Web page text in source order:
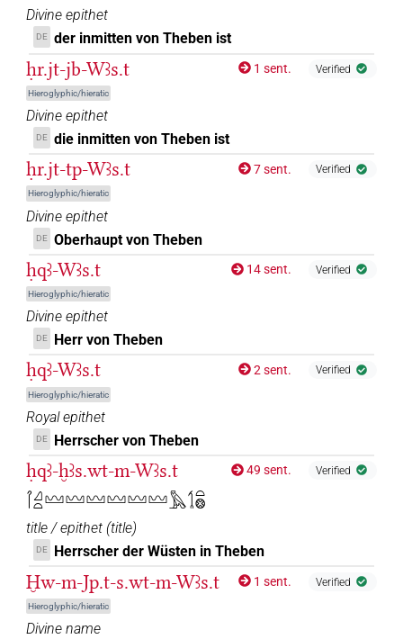
Divine epithet
DE der inmitten von Theben ist
ḥr.jt-jb-Wꜣs.t
Hieroglyphic/hieratic
1 sent. Verified
Divine epithet
DE die inmitten von Theben ist
ḥr.jt-tp-Wꜣs.t
Hieroglyphic/hieratic
7 sent. Verified
Divine epithet
DE Oberhaupt von Theben
ḥqꜣ-Wꜣs.t
Hieroglyphic/hieratic
14 sent. Verified
Divine epithet
DE Herr von Theben
ḥqꜣ-Wꜣs.t
Hieroglyphic/hieratic
2 sent. Verified
Royal epithet
DE Herrscher von Theben
ḥqꜣ-ḫꜣs.wt-m-Wꜣs.t
𓋾𓈎𓏏𓈉𓈉𓈉𓈉𓈉𓈉𓅓𓌀𓏏𓊖
49 sent. Verified
title / epithet (title)
DE Herrscher der Wüsten in Theben
Ḫw-m-Jp.t-s.wt-m-Wꜣs.t
Hieroglyphic/hieratic
1 sent. Verified
Divine name